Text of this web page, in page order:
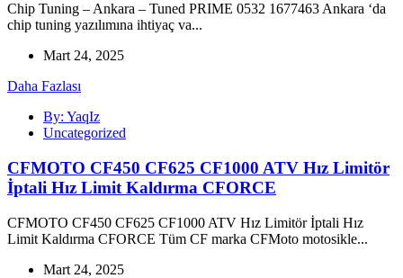
Chip Tuning – Ankara – Tuned PRIME 0532 1677463 Ankara ‘da
chip tuning yazılımına ihtiyaç va...
Mart 24, 2025
Daha Fazlası
By: YaqIz
Uncategorized
CFMOTO CF450 CF625 CF1000 ATV Hız Limitör
İptali Hız Limit Kaldırma CFORCE
CFMOTO CF450 CF625 CF1000 ATV Hız Limitör İptali Hız
Limit Kaldırma CFORCE Tüm CF marka CFMoto motosikle...
Mart 24, 2025